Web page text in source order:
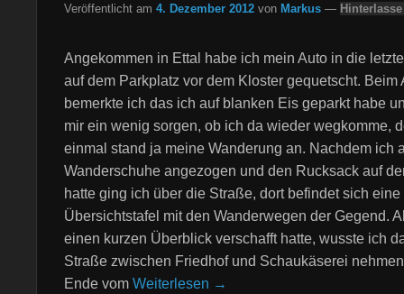
Veröffentlicht am 4. Dezember 2012 von Markus —
Angekommen in Ettal habe ich mein Auto in die
auf dem Parkplatz vor dem Kloster gequetscht. Beim
bemerkte ich das ich auf blanken Eis geparkt habe
mir ein wenig sorgen, ob ich da wieder wegkomme,
einmal stand ja meine Wanderung an. Nachdem ich
Wanderschuhe angezogen und den Rucksack auf
hatte ging ich über die Straße, dort befindet sich eine
Übersichtstafel mit den Wanderwegen der Gegend.
einen kurzen Überblick verschafft hatte, wusste ich
Straße zwischen Friedhof und Schaukäserei
Ende vom Weiterlesen →